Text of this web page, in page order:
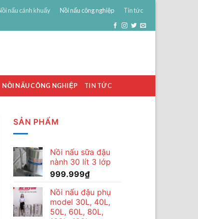
nấu cánh khuấy Nồi nấu công nghiệp Tin tức
NỒI NẤU CÔNG NGHIỆP TIN TỨC
SẢN PHẨM
Nồi nấu sữa đậu
nành 30 lít 3 lớp
999.999₫
Nồi nấu đậu phụ
model 30L, 40L,
50L, 60L, 80L,